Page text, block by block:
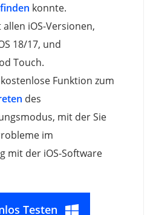
konnte.
iOS-Versionen,
18/17, und
Touch.
Funktion zum
des
mit der Sie
im
mit der iOS-Software
Testen